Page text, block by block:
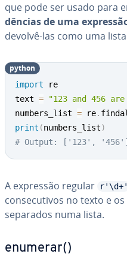
que pode ser usado para
dên­cias de uma
devolvê-las como uma
import re
text =
"123 and 456
numbers_list = re.
print (numbers_list)
# Output: ['123', '456']
python
A expressão regular r'\d+'
con­se­cu­ti­vos no texto e
separados numa lista.
enumerar()